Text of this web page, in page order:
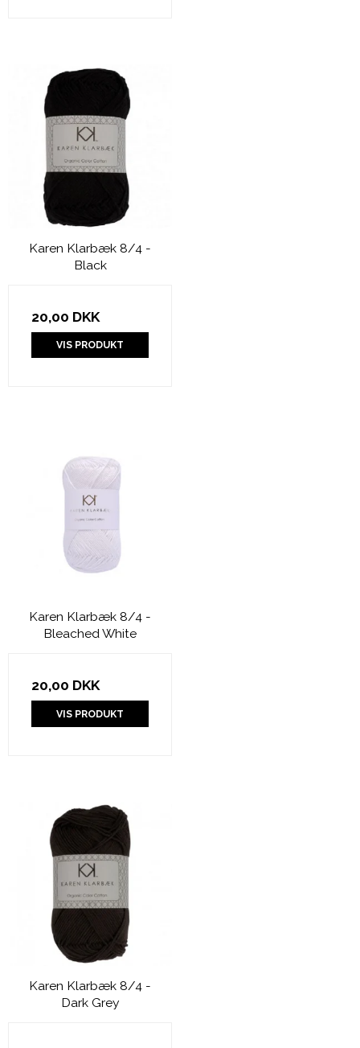
Karen Klarbæk 8/4 -
Black
20,00 DKK
VIS PRODUKT
Karen Klarbæk 8/4 -
Bleached White
20,00 DKK
VIS PRODUKT
Karen Klarbæk 8/4 -
Dark Grey